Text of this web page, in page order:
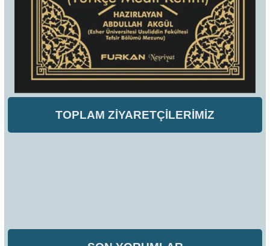
TOPLAM ZİYARETÇİLERİMİZ